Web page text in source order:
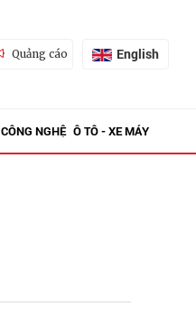
Quảng cáo English
CÔNG NGHỆ Ô TÔ - XE MÁY